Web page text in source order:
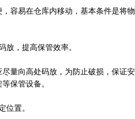
易在仓库内移动，基本条件是将物
，提高保管效率。
向高处码放，为防止破损，保证安
保管设备。
置。